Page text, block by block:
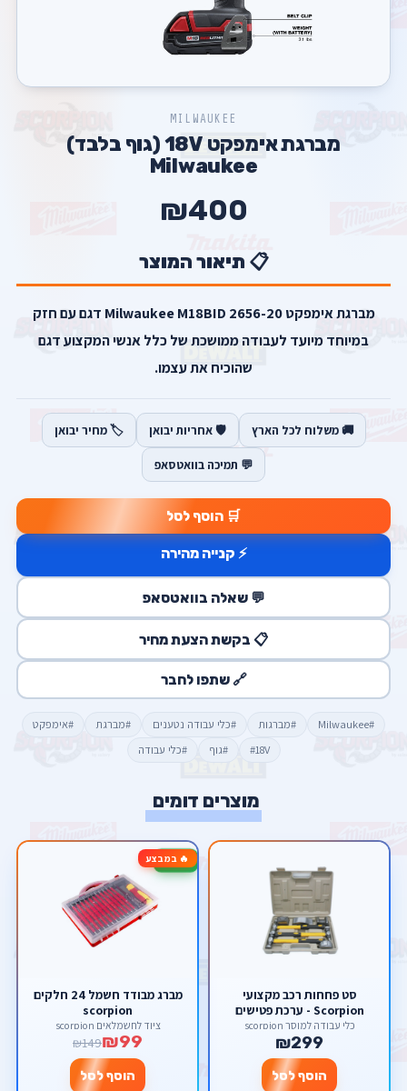
MILWAUKEE
מברגת אימפקט 18V (גוף בלבד)
Milwaukee
₪400
📋 תיאור המוצר
מברגת אימפקט Milwaukee M18BID 2656-20 דגם עם חזק
במיוחד מיועד לעבודה ממושכת של כלל אנשי המקצוע דגם
שהוכיח את עצמו.
🚚 משלוח לכל הארץ 🛡️ אחריות יבואן 🏷️ מחיר יבואן
💬 תמיכה בוואטסאפ
🛒 הוסף לסל
⚡ קנייה מהירה
💬 שאלה בוואטסאפ
📋 בקשת הצעת מחיר
🔗 שתפו לחבר
#Milwaukee #מברגות #כלי עבודה נטענים #מברגת
#אימפקט
#18V
#גוף #כלי עבודה
מוצרים דומים
סט פחחות רכב מקצועי
Scorpion - ערכת פטישים
וסדנים 7 חלקים
כלי עבודה למוסך scorpion
₪299
הוסף לסל
🔥 במבצע-34%
מברג מבודד חשמל 24 חלקים
scorpion
ציוד לחשמלאים scorpion
₪99
₪149
הוסף לסל